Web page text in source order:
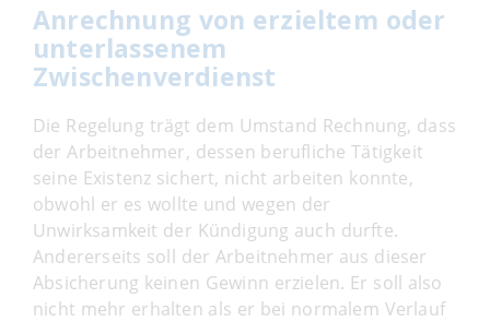
Anrechnung von erzieltem oder
unterlassenem
Zwischenverdienst
Die Regelung trägt dem Umstand Rechnung, dass
der Arbeitnehmer, dessen berufliche Tätigkeit
seine Existenz sichert, nicht arbeiten konnte,
obwohl er es wollte und wegen der
Unwirksamkeit der Kündigung auch durfte.
Andererseits soll der Arbeitnehmer aus dieser
Absicherung keinen Gewinn erzielen. Er soll also
nicht mehr erhalten als er bei normalem Verlauf